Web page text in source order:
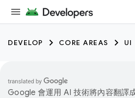
DEVELOP CORE AREAS UI
Google 會運用 AI 技術將內容翻譯